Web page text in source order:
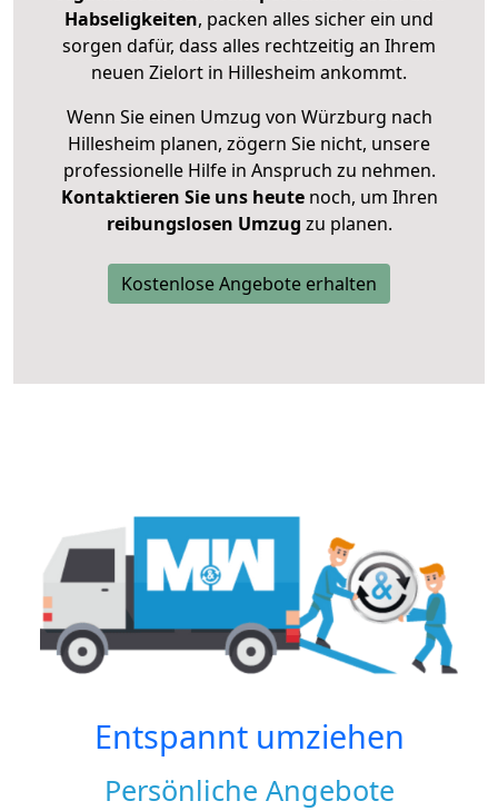
Habseligkeiten, packen alles sicher ein und
sorgen dafür, dass alles rechtzeitig an Ihrem
neuen Zielort in Hillesheim ankommt.
Wenn Sie einen Umzug von Würzburg nach
Hillesheim planen, zögern Sie nicht, unsere
professionelle Hilfe in Anspruch zu nehmen.
Kontaktieren Sie uns heutenoch, um Ihren
reibungslosen Umzug zu planen.
Kostenlose Angebote erhalten
Entspannt umziehen
Persönliche Angebote